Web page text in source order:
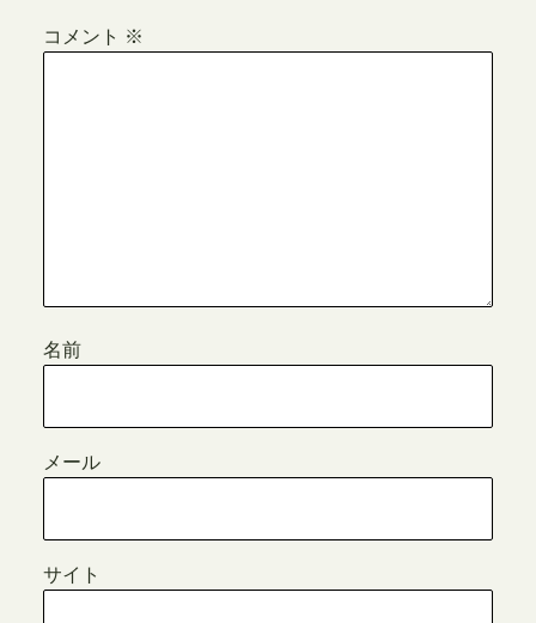
コメント ※
名前
メール
サイト